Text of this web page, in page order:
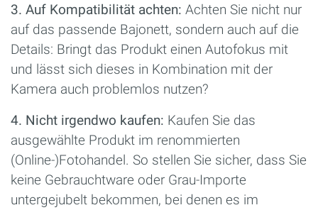
3. Auf Kompatibilität achten: Achten Sie nicht nur
auf das passende Bajonett, sondern auch auf die
Details: Bringt das Produkt einen Autofokus mit
und lässt sich dieses in Kombination mit der
Kamera auch problemlos nutzen?
4. Nicht irgendwo kaufen: Kaufen Sie das
ausgewählte Produkt im renommierten
(Online-)Fotohandel. So stellen Sie sicher, dass Sie
keine Gebrauchtware oder Grau-Importe
untergejubelt bekommen, bei denen es im